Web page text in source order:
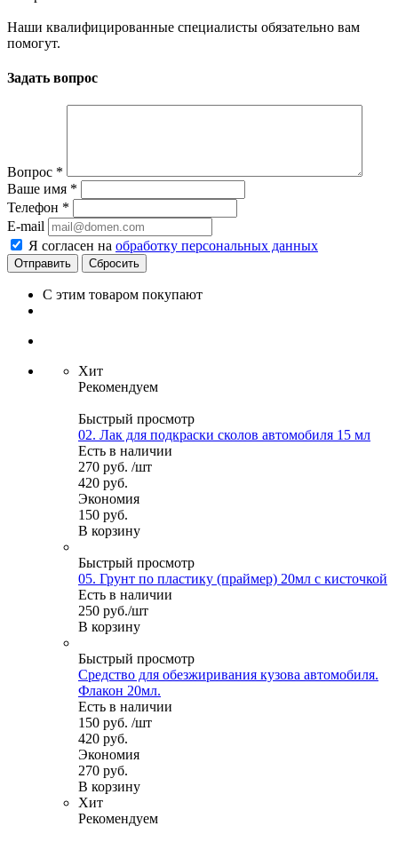
Наши квалифицированные специалисты обязательно вам
помогут.
Задать вопрос
Вопрос *
Ваше имя *
Телефон *
E-mail
Я согласен на обработку персональных данных
Сбросить
С этим товаром покупают
Хит
Рекомендуем
Быстрый просмотр
02. Лак для подкраски сколов автомобиля 15 мл
Есть в наличии
270 руб. /шт
420 руб.
Экономия
150 руб.
В корзину
Быстрый просмотр
05. Грунт по пластику (праймер) 20мл с кисточкой
Есть в наличии
250 руб./шт
В корзину
Быстрый просмотр
Средство для обезжиривания кузова автомобиля.
Флакон 20мл.
Есть в наличии
150 руб. /шт
420 руб.
Экономия
270 руб.
В корзину
Хит
Рекомендуем